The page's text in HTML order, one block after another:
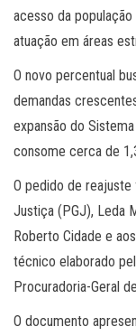
acesso da
atuação em áreas
O novo percentual
demandas
expansão do
consome cerca de
O pedido de
Justiça (PGJ), Leda
Roberto Cidade e
técnico elaborado
Procuradoria-Geral
O documento